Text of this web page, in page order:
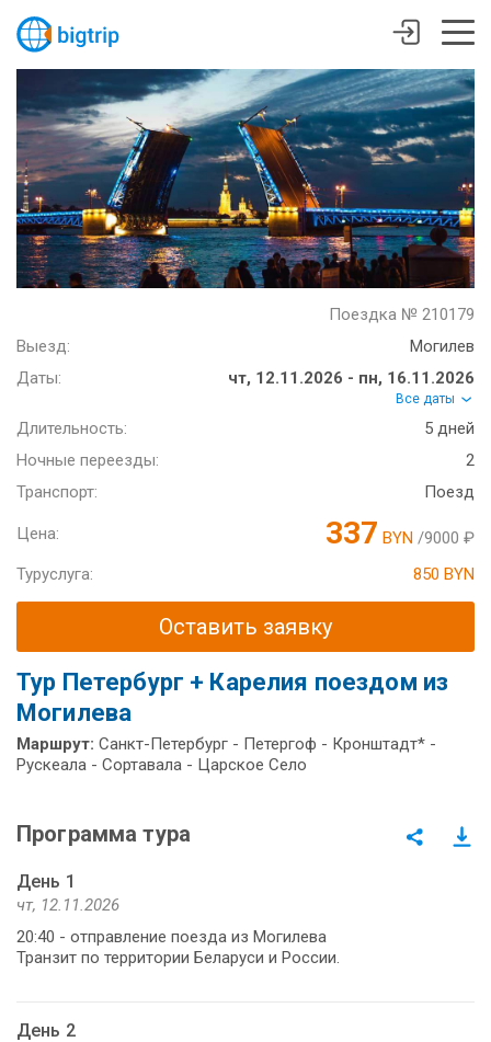
Поездка № 210179
Выезд:
Могилев
Даты:
чт, 12.11.2026 - пн, 16.11.2026
Все даты
Длительность:
5 дней
Ночные переезды:
2
Транспорт:
Поезд
Цена: 337 BYN /9000 ₽
Туруслуга:
850 BYN
Оставить заявку
Тур Петербург + Карелия поездом из
Могилева
Маршрут: Санкт-Петербург - Петергоф - Кронштадт* -
Рускеала - Сортавала - Царское Село
Программа тура
День 1
чт, 12.11.2026
20:40 - отправление поезда из Могилева
Транзит по территории Беларуси и России.
День 2